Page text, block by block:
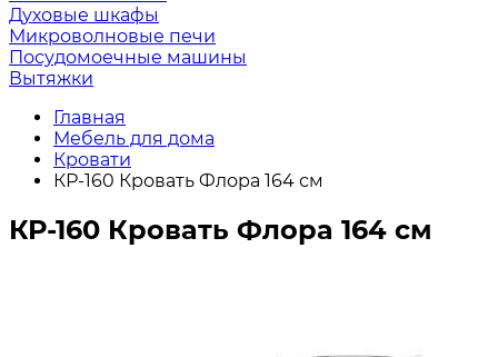
Духовые шкафы
Микроволновые печи
Посудомоечные машины
Вытяжки
Главная
Мебель для дома
Кровати
КР-160 Кровать Флора 164 см
КР-160 Кровать Флора 164 см